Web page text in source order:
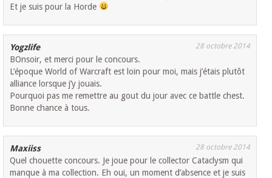
Et je suis pour la Horde
Yogzlife 28 octobre 2014
BOnsoir, et merci pour le concours.
L’époque World of Warcraft est loin pour moi, mais j’étais plutôt
alliance lorsque j’y jouais.
Pourquoi pas me remettre au gout du jour avec ce battle chest.
Bonne chance à tous.
Maxiiss 28 octobre 2014
Quel chouette concours. Je joue pour le collector Cataclysm qui
manque à ma collection. Eh oui, un moment d’absence et je suis